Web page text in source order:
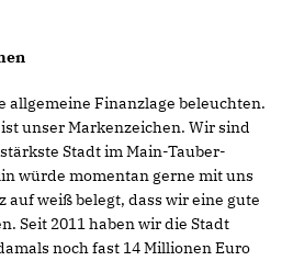
allgemeine Finanzlage beleuchten.
unser Markenzeichen. Wir sind
Stadt im Main-Tauber-
würde momentan gerne mit uns
auf weiß belegt, dass wir eine gute
Seit 2011 haben wir die Stadt
noch fast 14 Millionen Euro